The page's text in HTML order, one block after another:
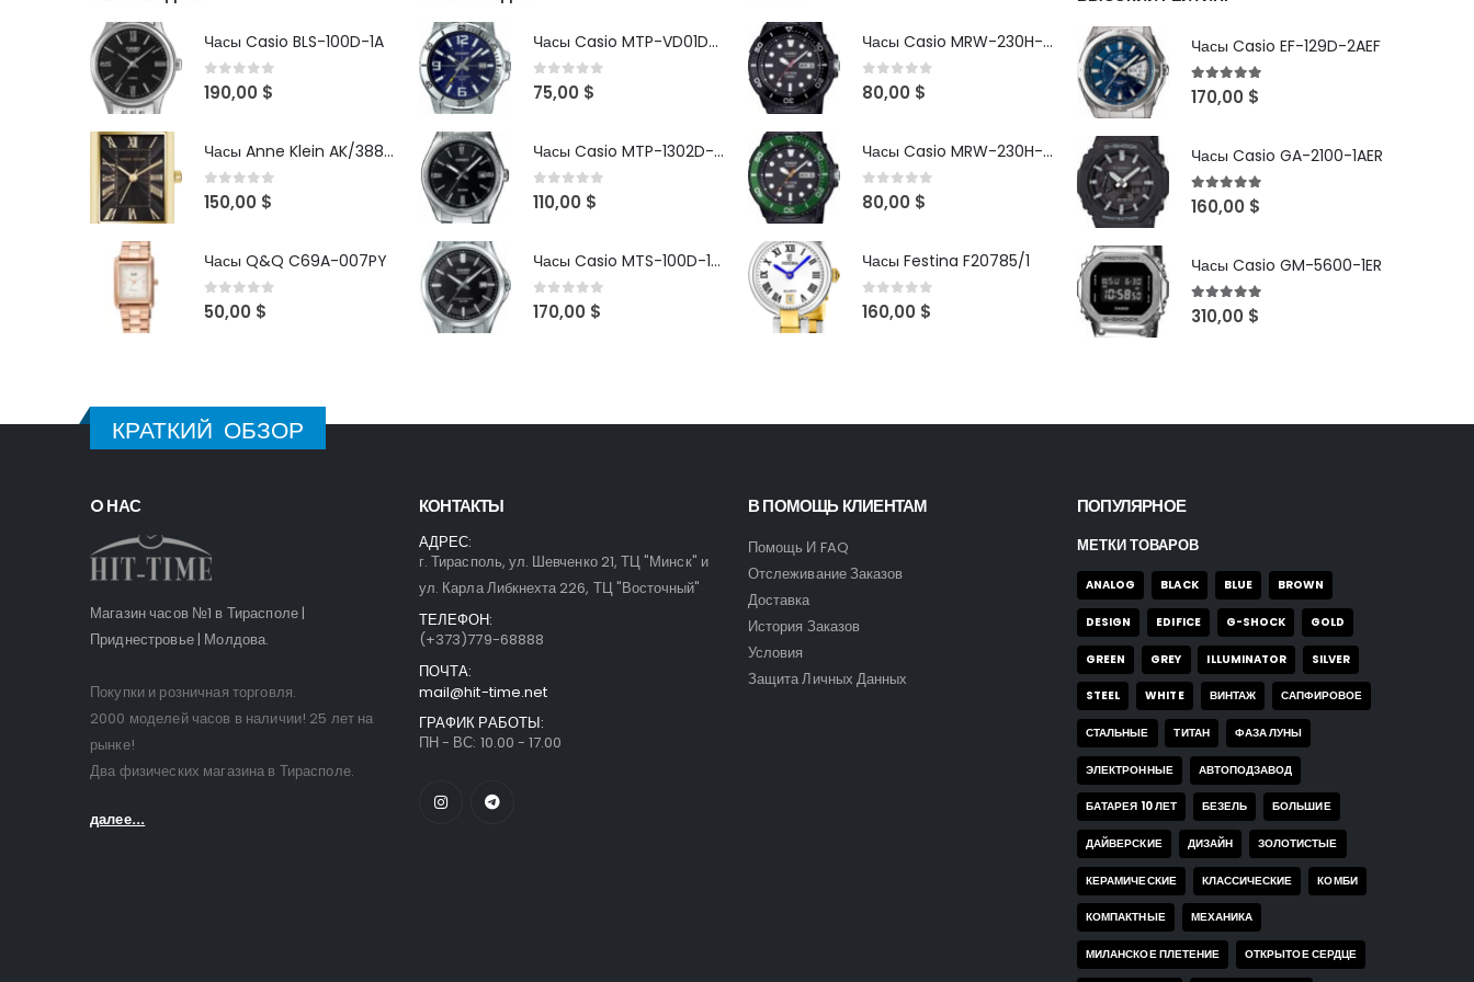
Часы Casio BLS-100D-1A
0out of 5
190,00 $
Часы Anne Klein AK/3882BKGB
0out of 5
150,00 $
Часы Q&Q C69A-007PY
0out of 5
50,00 $
Часы Casio MTP-VD01D-2B
0out of 5
75,00 $
Часы Casio MTP-1302D-1A1VDF
0out of 5
110,00 $
Часы Casio MTS-100D-1AV
0out of 5
170,00 $
Часы Casio MRW-230H-1E1VDF
0out of 5
80,00 $
Часы Casio MRW-230H-1E3VDF
0out of 5
80,00 $
Часы Festina F20785/1
0out of 5
160,00 $
Часы Casio EF-129D-2AEF
5out of 5
170,00 $
Часы Casio GA-2100-1AER
5out of 5
160,00 $
Часы Casio GM-5600-1ER
5out of 5
310,00 $
КРАТКИЙ ОБЗОР
O НАС
Магазин часов №1 в Тирасполе |
Приднестровье | Молдова.
Покупки и розничная торговля.
2000 моделей часов в наличии! 25 лет на
рынке!
Два физических магазина в Тирасполе.
далее...
КОНТАКТЫ
АДРЕС:
г. Тирасполь, ул. Шевченко 21, ТЦ "Минск" и
ул. Карла Либкнехта 226, ТЦ "Восточный"
ТЕЛЕФОН:
(+373)779-68888
ПОЧТА:
mail@hit-time.net
ГРАФИК РАБОТЫ:
ПН - ВС: 10.00 - 17.00
В ПОМОЩЬ КЛИЕНТАМ
Помощь И FAQ
Отслеживание Заказов
Доставка
История Заказов
Условия
Защита Личных Данных
ПОПУЛЯРНОЕ
МЕТКИ ТОВАРОВ
ANALOG BLACK BLUE BROWN
DESIGN EDIFICE G-SHOCK GOLD
GREEN GREY ILLUMINATOR SILVER
STEEL WHITE ВИНТАЖ САПФИРОВОЕ
СТАЛЬНЫЕ ТИТАН ФАЗА ЛУНЫ
ЭЛЕКТРОННЫЕ АВТОПОДЗАВОД
БАТАРЕЯ 10 ЛЕТ БЕЗЕЛЬ БОЛЬШИЕ
ДАЙВЕРСКИЕ ДИЗАЙН ЗОЛОТИСТЫЕ
КЕРАМИЧЕСКИЕ КЛАССИЧЕСКИЕ КОМБИ
КОМПАКТНЫЕ МЕХАНИКА
МИЛАНСКОЕ ПЛЕТЕНИЕ ОТКРЫТОЕ СЕРДЦЕ